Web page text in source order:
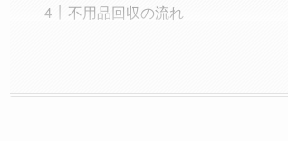
不用品回収の流れ